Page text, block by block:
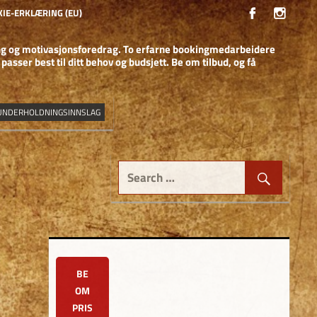
ERKLÆRING (EU)
og motivasjonsforedrag. To erfarne bookingmedarbeidere
best til ditt behov og budsjett. Be om tilbud, og få
BE
OM
PRIS